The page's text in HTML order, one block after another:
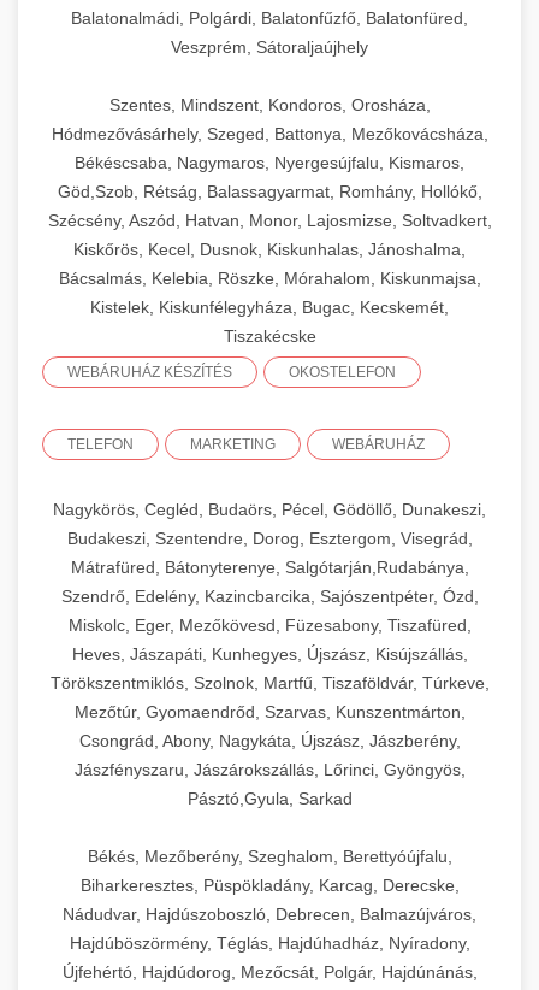
Balatonalmádi, Polgárdi, Balatonfűzfő, Balatonfüred,
Veszprém, Sátoraljaújhely
Szentes, Mindszent, Kondoros, Orosháza,
Hódmezővásárhely, Szeged, Battonya, Mezőkovácsháza,
Békéscsaba, Nagymaros, Nyergesújfalu, Kismaros,
Göd,Szob, Rétság, Balassagyarmat, Romhány, Hollókő,
Szécsény, Aszód, Hatvan, Monor, Lajosmizse, Soltvadkert,
Kiskőrös, Kecel, Dusnok, Kiskunhalas, Jánoshalma,
Bácsalmás, Kelebia, Röszke, Mórahalom, Kiskunmajsa,
Kistelek, Kiskunfélegyháza, Bugac, Kecskemét,
Tiszakécske
WEBÁRUHÁZ KÉSZÍTÉS OKOSTELEFON
TELEFON MARKETING WEBÁRUHÁZ
Nagykörös, Cegléd, Budaörs, Pécel, Gödöllő, Dunakeszi,
Budakeszi, Szentendre, Dorog, Esztergom, Visegrád,
Mátrafüred, Bátonyterenye, Salgótarján,Rudabánya,
Szendrő, Edelény, Kazincbarcika, Sajószentpéter, Ózd,
Miskolc, Eger, Mezőkövesd, Füzesabony, Tiszafüred,
Heves, Jászapáti, Kunhegyes, Újszász, Kisújszállás,
Törökszentmiklós, Szolnok, Martfű, Tiszaföldvár, Túrkeve,
Mezőtúr, Gyomaendrőd, Szarvas, Kunszentmárton,
Csongrád, Abony, Nagykáta, Újszász, Jászberény,
Jászfényszaru, Jászárokszállás, Lőrinci, Gyöngyös,
Pásztó,Gyula, Sarkad
Békés, Mezőberény, Szeghalom, Berettyóújfalu,
Biharkeresztes, Püspökladány, Karcag, Derecske,
Nádudvar, Hajdúszoboszló, Debrecen, Balmazújváros,
Hajdúböszörmény, Téglás, Hajdúhadház, Nyíradony,
Újfehértó, Hajdúdorog, Mezőcsát, Polgár, Hajdúnánás,